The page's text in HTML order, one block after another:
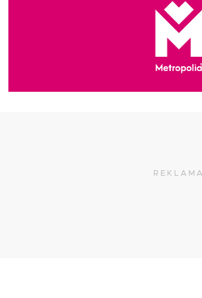
REKLAMA